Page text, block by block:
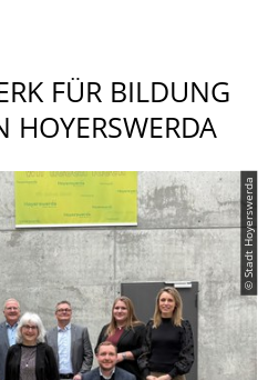
FÜR BILDUNG
HOYERSWERDA
© Stadt Hoyerswerda